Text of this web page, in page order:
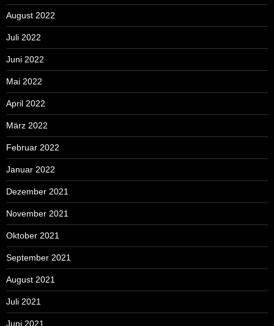
August 2022
Juli 2022
Juni 2022
Mai 2022
April 2022
März 2022
Februar 2022
Januar 2022
Dezember 2021
November 2021
Oktober 2021
September 2021
August 2021
Juli 2021
Juni 2021